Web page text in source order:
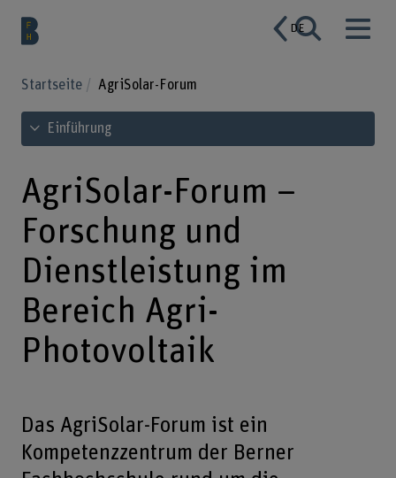
DE
Startseite AgriSolar-Forum
Inhaltsverzeichnis ansehen
Einführung
AgriSolar-Forum –
Forschung und
Dienstleistung im
Bereich Agri-
Photovoltaik
Das AgriSolar-Forum ist ein
Kompetenzzentrum der Berner